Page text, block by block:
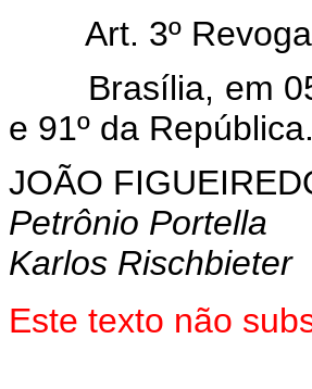
Art. 3º
Brasília, em 05
e 91º da República.
JOÃO
Petrônio Portella
Karlos Rischbieter
Este texto não